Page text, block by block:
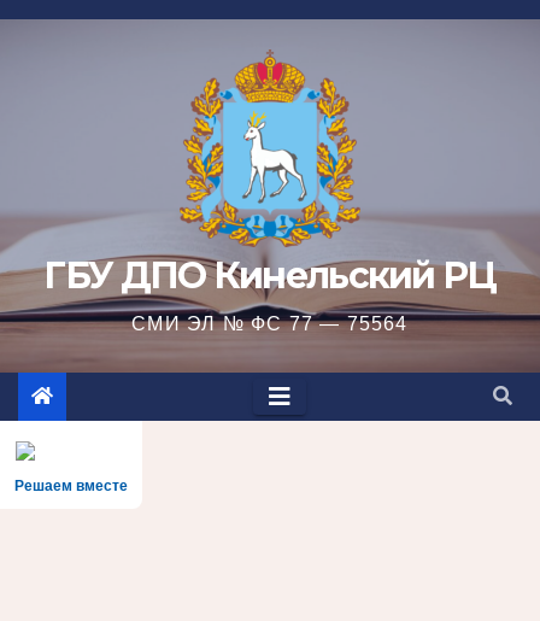
Перейти
ГБУ ДПО Кинельский РЦ
СМИ ЭЛ № ФС 77 — 75564
Решаем вместе